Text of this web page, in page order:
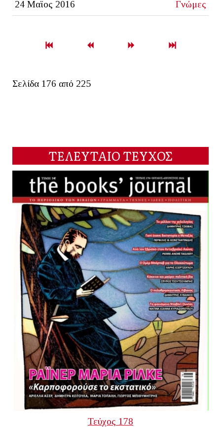
24 Μαϊος 2016 Γνώμες
Σελίδα 176 από 225
ΤΕΛΕΥΤΑΙΟ ΤΕΥΧΟΣ
Τεύχος 178